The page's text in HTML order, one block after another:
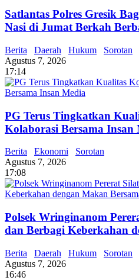
Satlantas Polres Gresik
Nasi di Jumat Berkah
Berita Daerah Hukum
Sorotan
Agustus 7, 2026
17:14
PG Terus Tingkatkan
Kolaborasi Bersama Insan
Berita Ekonomi
Sorotan
Agustus 7, 2026
17:08
Polsek Wringinanom
dan Berbagi Keberkahan
Berita Daerah Hukum
Sorotan
Agustus 7, 2026
16:46